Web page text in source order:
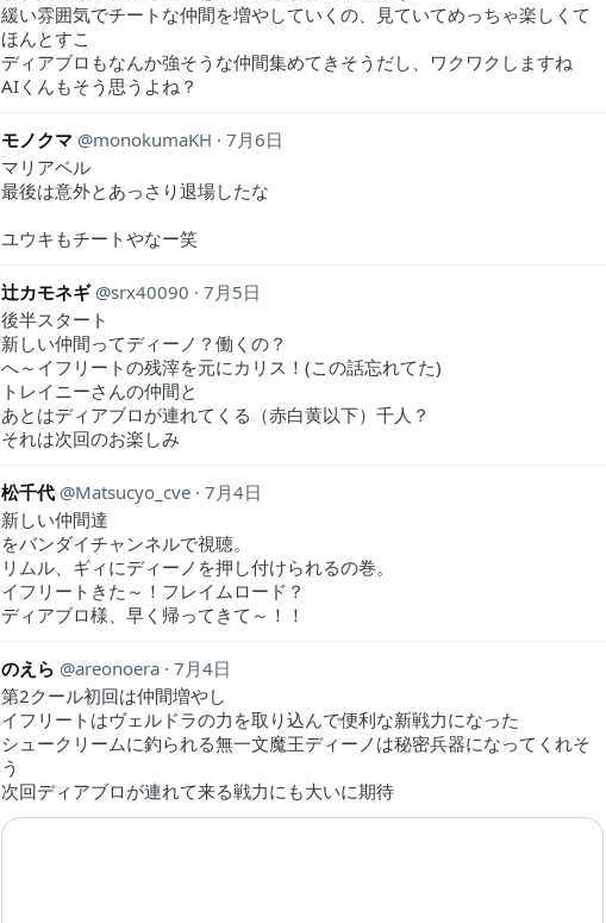
緩い雰囲気でチートな仲間を増やしていくの、見ていてめっちゃ楽しくて
ほんとすこ
ディアブロもなんか強そうな仲間集めてきそうだし、ワクワクしますね
AIくんもそう思うよね？
モノクマ monokumaKH
7月6日
マリアベル
最後は意外とあっさり退場したな
ユウキもチートやなー笑
辻カモネギ srx40090
7月5日
後半スタート
新しい仲間ってディーノ？働くの？
へ～イフリートの残滓を元にカリス！(この話忘れてた)
トレイニーさんの仲間と
あとはディアブロが連れてくる（赤白黄以下）千人？
それは次回のお楽しみ
松千代 Matsucyo_cve
7月4日
新しい仲間達
をバンダイチャンネルで視聴。
リムル、ギィにディーノを押し付けられるの巻。
イフリートきた～！フレイムロード？
ディアブロ様、早く帰ってきて～！！
のえら areonoera
7月4日
第2クール初回は仲間増やし
イフリートはヴェルドラの力を取り込んで便利な新戦力になった
シュークリームに釣られる無一文魔王ディーノは秘密兵器になってくれそ
う
次回ディアブロが連れて来る戦力にも大いに期待